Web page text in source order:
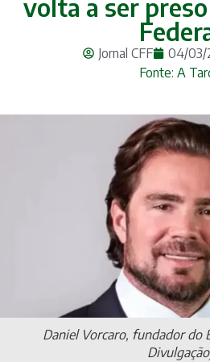
volta a ser
Jornal CFF 04/03/
Fonte: A
Daniel Vorcaro, fundador do